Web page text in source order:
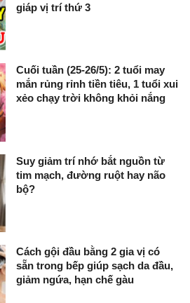
giáp vị trí thứ 3
Cuối tuần (25-26/5): 2 tuổi may
mắn rủng rỉnh tiền tiêu, 1 tuổi xui
xẻo chạy trời không khỏi nắng
Suy giảm trí nhớ bắt nguồn từ
tim mạch, đường ruột hay não
bộ?
Cách gội đầu bằng 2 gia vị có
sẵn trong bếp giúp sạch da đầu,
giảm ngứa, hạn chế gàu